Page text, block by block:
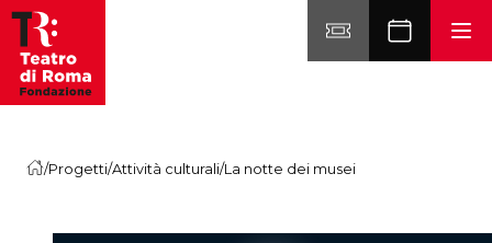
Vai al contenuto
/Progetti/Attività culturali/La notte dei musei